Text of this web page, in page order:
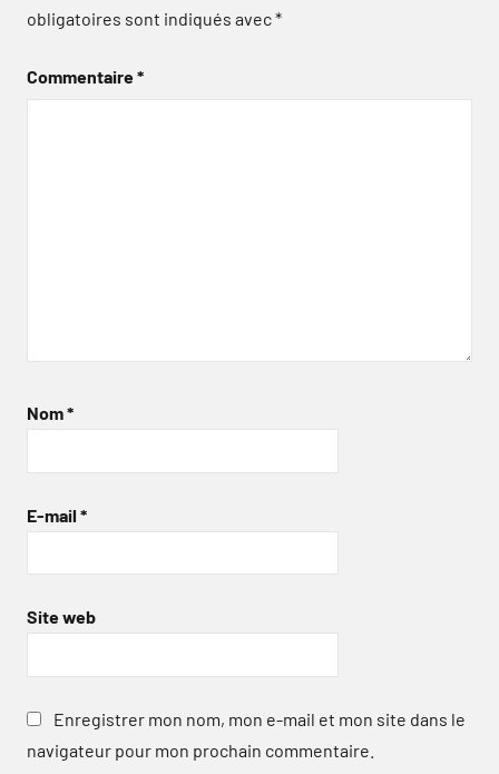
obligatoires sont indiqués avec*
Commentaire*
Nom*
E-mail *
Site web
Enregistrer mon nom, mon e-mail et mon site dans le
navigateur pour mon prochain commentaire.